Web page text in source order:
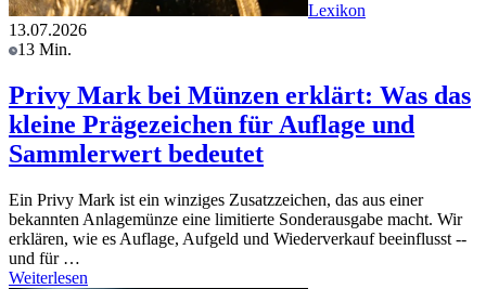
Lexikon
13.07.2026
13 Min.
Privy Mark bei Münzen erklärt: Was das
kleine Prägezeichen für Auflage und
Sammlerwert bedeutet
Ein Privy Mark ist ein winziges Zusatzzeichen, das aus einer
bekannten Anlagemünze eine limitierte Sonderausgabe macht. Wir
erklären, wie es Auflage, Aufgeld und Wiederverkauf beeinflusst --
und für …
Weiterlesen